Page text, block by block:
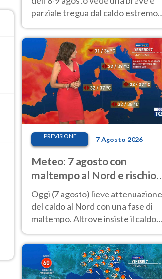
parziale tregua dal caldo estremo
40 gradi.
PREVISIONE 7 Agosto 2026
Meteo: 7 agosto con
maltempo al Nord e rischio
nubifragi. Altrove caldo
estremo
Oggi (7 agosto) lieve attenuazione
del caldo al Nord con una fase di
maltempo. Altrove insiste il caldo
previsioni